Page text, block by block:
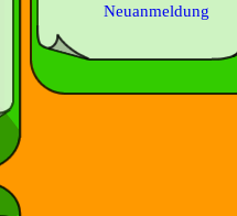
Neuanmeldung